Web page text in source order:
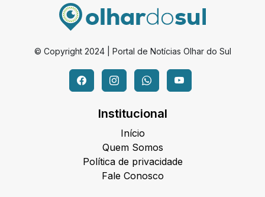
© Copyright 2024 | Portal de Notícias Olhar do Sul
Institucional
Início
Quem Somos
Política de privacidade
Fale Conosco